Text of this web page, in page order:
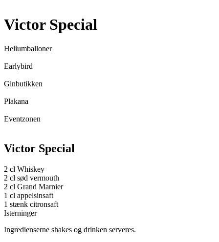
Victor Special
Heliumballoner
Earlybird
Ginbutikken
Plakana
Eventzonen
Victor Special
2 cl Whiskey
2 cl sød vermouth
2 cl Grand Marnier
1 cl appelsinsaft
1 stænk citronsaft
Isterninger
Ingredienserne shakes og drinken serveres.